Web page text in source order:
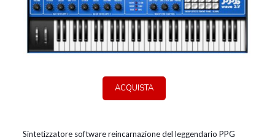
ACQUISTA
Sintetizzatore software reincarnazione del leggendario PPG